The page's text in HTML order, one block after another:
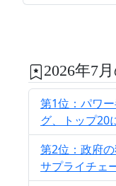
2026年7
第1位：パワ
グ、トップ20
第2位：政府
サプライチェ